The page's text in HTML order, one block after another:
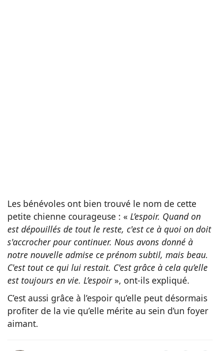
Les bénévoles ont bien trouvé le nom de cette
petite chienne courageuse : « L’espoir. Quand on
est dépouillés de tout le reste, c'est ce à quoi on doit
s'accrocher pour continuer. Nous avons donné à
notre nouvelle admise ce prénom subtil, mais beau.
C'est tout ce qui lui restait. C'est grâce à cela qu’elle
est toujours en vie. L’espoir », ont-ils expliqué.
C’est aussi grâce à l’espoir qu’elle peut désormais
profiter de la vie qu’elle mérite au sein d’un foyer
aimant.